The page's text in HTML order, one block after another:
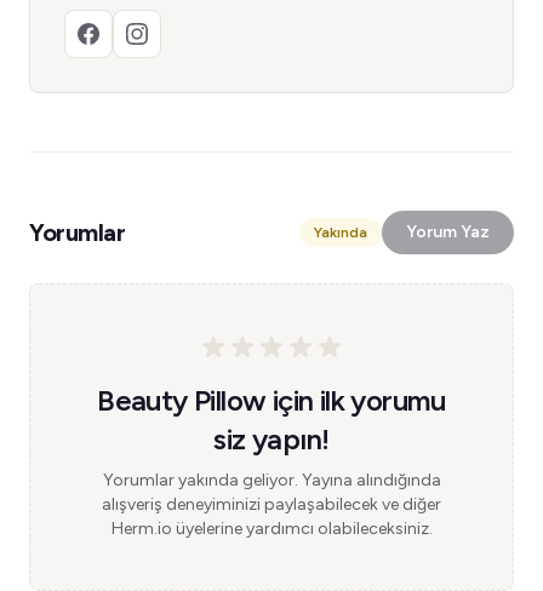
Yorumlar Yakında Yorum Yaz
Beauty Pillow için ilk yorumu
siz yapın!
Yorumlar yakında geliyor. Yayına alındığında
alışveriş deneyiminizi paylaşabilecek ve diğer
Herm.io üyelerine yardımcı olabileceksiniz.